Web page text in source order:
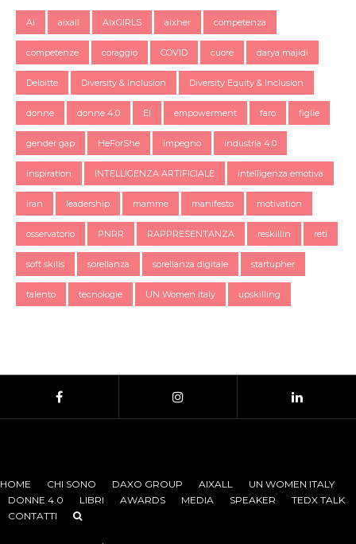
Ai aixall AIxGIRLS aixher competenza
competenze coraggio COVID cuore darya majidi
Deloitte Diversity & Inclusion Diversity Equity & Inclusion
donne donne 4.0 EI empowerment faro figlie
gender gap HeForShe impegno industria 4.0
inspiration INTELLIGENZA ARTIFICIALE intelligenza emotiva
iran leadership mamme manifesto motivation
osservatorio PNRR RAPPRESENTANZA reskillin reti
soft skills sorellanza sorellanza digitale startupher
talento tecnologie UN Women Italy upskilling
HOME CHI SONO DAXO GROUP AIXALL
UN WOMEN ITALY
DONNE 4.0
LIBRI AWARDS MEDIA SPEAKER
TEDX TALK
CONTATTI